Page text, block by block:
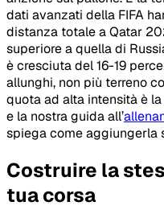
dati avanzati della FIFA
distanza totale a Qatar
superiore a quella di
è cresciuta del 16-19
allunghi, non più terreno
quota ad alta intensità è
e la nostra guida all’
spiega come aggiungerla
Costruire la
tua corsa